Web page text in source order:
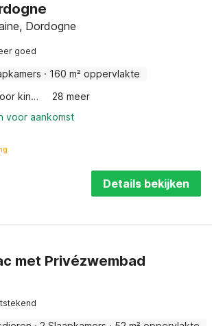
Dordogne
goed
· 160 m² oppervlakte
Leuk voor kinderen
28 meer
voor aankomst
Details bekijken
met Privézwembad